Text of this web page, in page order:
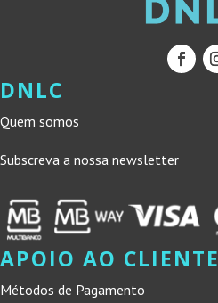
DNLC
Quem somos
Subscreva a nossa newsletter
APOIO AO CLIENTE
Métodos de Pagamento